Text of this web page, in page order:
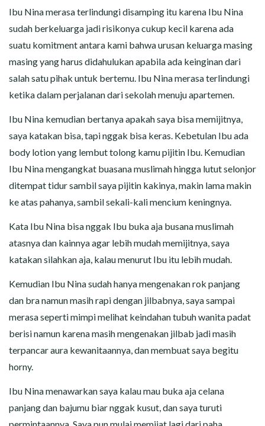
Ibu Nina merasa terlindungi disamping itu karena Ibu Nina
sudah berkeluarga jadi risikonya cukup kecil karena ada
suatu komitment antara kami bahwa urusan keluarga masing
masing yang harus didahulukan apabila ada keinginan dari
salah satu pihak untuk bertemu. Ibu Nina merasa terlindungi
ketika dalam perjalanan dari sekolah menuju apartemen.
Ibu Nina kemudian bertanya apakah saya bisa memijitnya,
saya katakan bisa, tapi nggak bisa keras. Kebetulan Ibu ada
body lotion yang lembut tolong kamu pijitin Ibu. Kemudian
Ibu Nina mengangkat buasana muslimah hingga lutut selonjor
ditempat tidur sambil saya pijitin kakinya, makin lama makin
ke atas pahanya, sambil sekali-kali mencium keningnya.
Kata Ibu Nina bisa nggak Ibu buka aja busana muslimah
atasnya dan kainnya agar lebih mudah memijitnya, saya
katakan silahkan aja, kalau menurut Ibu itu lebih mudah.
Kemudian Ibu Nina sudah hanya mengenakan rok panjang
dan bra namun masih rapi dengan jilbabnya, saya sampai
merasa seperti mimpi melihat keindahan tubuh wanita padat
berisi namun karena masih mengenakan jilbab jadi masih
terpancar aura kewanitaannya, dan membuat saya begitu
horny.
Ibu Nina menawarkan saya kalau mau buka aja celana
panjang dan bajumu biar nggak kusut, dan saya turuti